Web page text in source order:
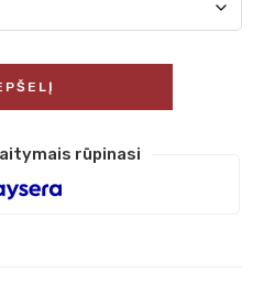
rūpinasi